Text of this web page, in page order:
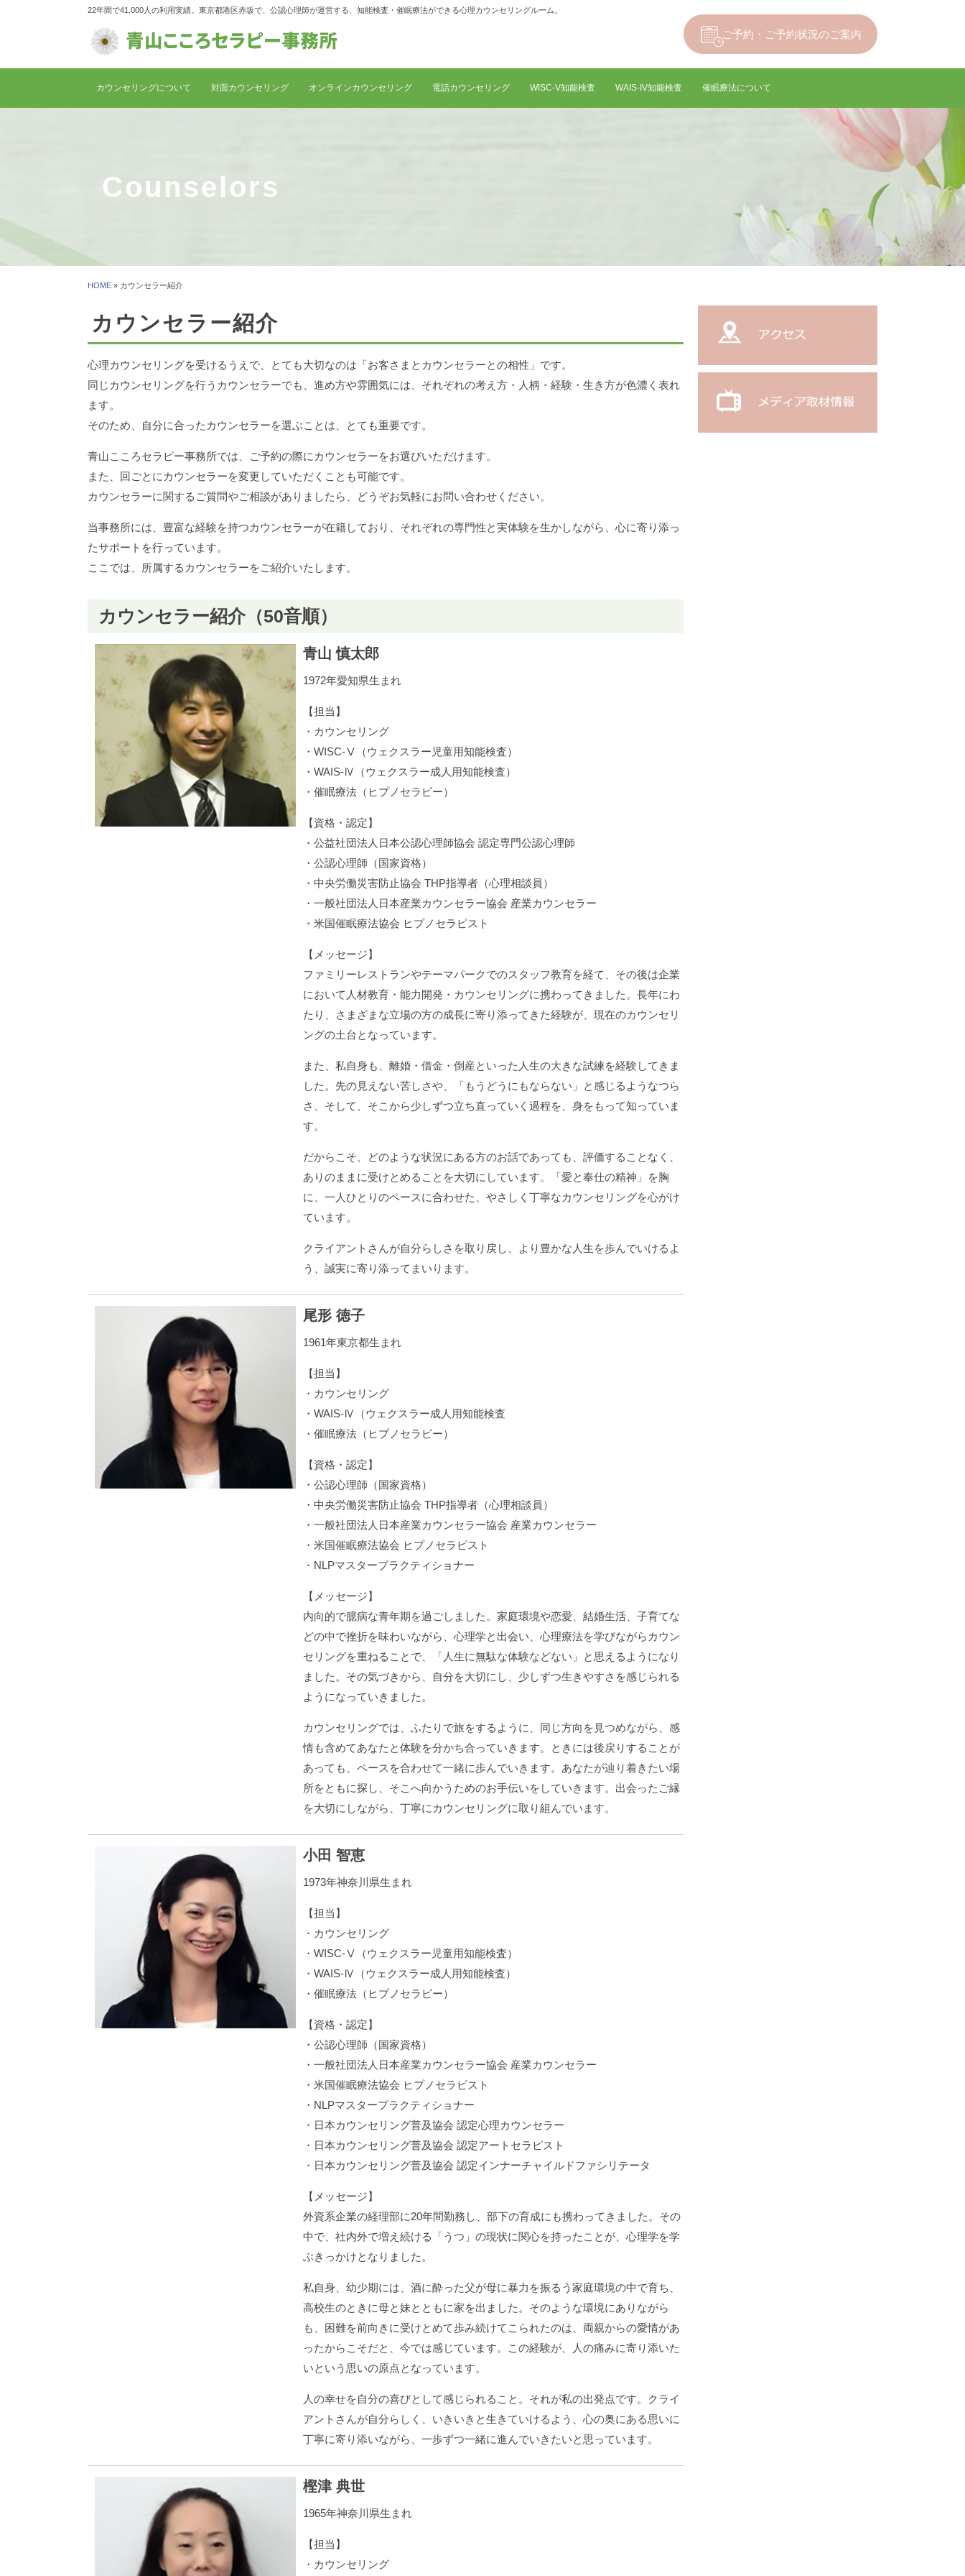
22年間で41,000人の利用実績。東京都港区赤坂で、公認心理師が運営する、知能検査・催眠療法ができる心理カウンセリングルーム。
ご予約・ご予約状況のご案内
カウンセリングについて 対面カウンセリング オンラインカウンセリング 電話カウンセリング WISC-V知能検査 WAIS-IV知能検査 催眠療法について
Counselors
HOME » カウンセラー紹介
カウンセラー紹介
心理カウンセリングを受けるうえで、とても大切なのは「お客さまとカウンセラーとの相性」です。
同じカウンセリングを行うカウンセラーでも、進め方や雰囲気には、それぞれの考え方・人柄・経験・生き方が色濃く表れ
ます。
そのため、自分に合ったカウンセラーを選ぶことは、とても重要です。
青山こころセラピー事務所では、ご予約の際にカウンセラーをお選びいただけます。
また、回ごとにカウンセラーを変更していただくことも可能です。
カウンセラーに関するご質問やご相談がありましたら、どうぞお気軽にお問い合わせください。
当事務所には、豊富な経験を持つカウンセラーが在籍しており、それぞれの専門性と実体験を生かしながら、心に寄り添っ
たサポートを行っています。
ここでは、所属するカウンセラーをご紹介いたします。
カウンセラー紹介（50音順）
青山 慎太郎
1972年愛知県生まれ
【担当】
・カウンセリング
・WISC-Ⅴ（ウェクスラー児童用知能検査）
・WAIS-Ⅳ（ウェクスラー成人用知能検査）
・催眠療法（ヒプノセラピー）
【資格・認定】
・公益社団法人日本公認心理師協会 認定専門公認心理師
・公認心理師（国家資格）
・中央労働災害防止協会 THP指導者（心理相談員）
・一般社団法人日本産業カウンセラー協会 産業カウンセラー
・米国催眠療法協会 ヒプノセラピスト
【メッセージ】
ファミリーレストランやテーマパークでのスタッフ教育を経て、その後は企業
において人材教育・能力開発・カウンセリングに携わってきました。長年にわ
たり、さまざまな立場の方の成長に寄り添ってきた経験が、現在のカウンセリ
ングの土台となっています。
また、私自身も、離婚・借金・倒産といった人生の大きな試練を経験してきま
した。先の見えない苦しさや、「もうどうにもならない」と感じるようなつら
さ、そして、そこから少しずつ立ち直っていく過程を、身をもって知っていま
す。
だからこそ、どのような状況にある方のお話であっても、評価することなく、
ありのままに受けとめることを大切にしています。「愛と奉仕の精神」を胸
に、一人ひとりのペースに合わせた、やさしく丁寧なカウンセリングを心がけ
ています。
クライアントさんが自分らしさを取り戻し、より豊かな人生を歩んでいけるよ
う、誠実に寄り添ってまいります。
尾形 徳子
1961年東京都生まれ
【担当】
・カウンセリング
・WAIS-Ⅳ（ウェクスラー成人用知能検査
・催眠療法（ヒプノセラピー）
【資格・認定】
・公認心理師（国家資格）
・中央労働災害防止協会 THP指導者（心理相談員）
・一般社団法人日本産業カウンセラー協会 産業カウンセラー
・米国催眠療法協会 ヒプノセラピスト
・NLPマスタープラクティショナー
【メッセージ】
内向的で臆病な青年期を過ごしました。家庭環境や恋愛、結婚生活、子育てな
どの中で挫折を味わいながら、心理学と出会い、心理療法を学びながらカウン
セリングを重ねることで、「人生に無駄な体験などない」と思えるようになり
ました。その気づきから、自分を大切にし、少しずつ生きやすさを感じられる
ようになっていきました。
カウンセリングでは、ふたりで旅をするように、同じ方向を見つめながら、感
情も含めてあなたと体験を分かち合っていきます。ときには後戻りすることが
あっても、ペースを合わせて一緒に歩んでいきます。あなたが辿り着きたい場
所をともに探し、そこへ向かうためのお手伝いをしていきます。出会ったご縁
を大切にしながら、丁寧にカウンセリングに取り組んでいます。
小田 智恵
1973年神奈川県生まれ
【担当】
・カウンセリング
・WISC-Ⅴ（ウェクスラー児童用知能検査）
・WAIS-Ⅳ（ウェクスラー成人用知能検査）
・催眠療法（ヒプノセラピー）
【資格・認定】
・公認心理師（国家資格）
・一般社団法人日本産業カウンセラー協会 産業カウンセラー
・米国催眠療法協会 ヒプノセラピスト
・NLPマスタープラクティショナー
・日本カウンセリング普及協会 認定心理カウンセラー
・日本カウンセリング普及協会 認定アートセラピスト
・日本カウンセリング普及協会 認定インナーチャイルドファシリテータ
【メッセージ】
外資系企業の経理部に20年間勤務し、部下の育成にも携わってきました。その
中で、社内外で増え続ける「うつ」の現状に関心を持ったことが、心理学を学
ぶきっかけとなりました。
私自身、幼少期には、酒に酔った父が母に暴力を振るう家庭環境の中で育ち、
高校生のときに母と妹とともに家を出ました。そのような環境にありながら
も、困難を前向きに受けとめて歩み続けてこられたのは、両親からの愛情があ
ったからこそだと、今では感じています。この経験が、人の痛みに寄り添いた
いという思いの原点となっています。
人の幸せを自分の喜びとして感じられること。それが私の出発点です。クライ
アントさんが自分らしく、いきいきと生きていけるよう、心の奥にある思いに
丁寧に寄り添いながら、一歩ずつ一緒に進んでいきたいと思っています。
樫津 典世
1965年神奈川県生まれ
【担当】
・カウンセリング